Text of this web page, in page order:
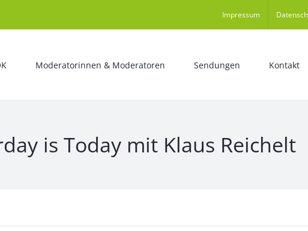
Impressum
Moderatorinnen & Moderatoren Sendungen Kontakt
is Today mit Klaus Reichelt